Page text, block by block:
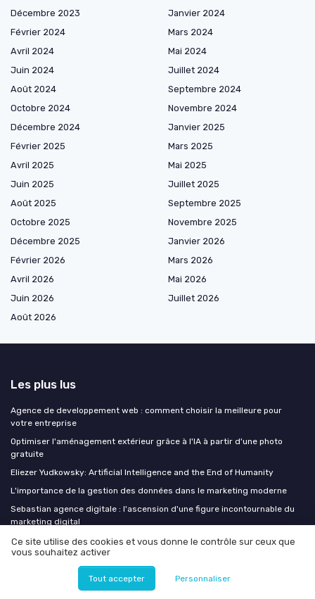
Décembre 2023
Janvier 2024
Février 2024
Mars 2024
Avril 2024
Mai 2024
Juin 2024
Juillet 2024
Août 2024
Septembre 2024
Octobre 2024
Novembre 2024
Décembre 2024
Janvier 2025
Février 2025
Mars 2025
Avril 2025
Mai 2025
Juin 2025
Juillet 2025
Août 2025
Septembre 2025
Octobre 2025
Novembre 2025
Décembre 2025
Janvier 2026
Février 2026
Mars 2026
Avril 2026
Mai 2026
Juin 2026
Juillet 2026
Août 2026
Les plus lus
Agence de developpement web : comment choisir la meilleure pour
votre entreprise
Optimiser l'aménagement extérieur grâce à l'IA à partir d'une photo
gratuite
Eliezer Yudkowsky: Artificial Intelligence and the End of Humanity
L'importance de la gestion des données dans le marketing moderne
Sebastian agence digitale : l'ascension d'une figure incontournable du
marketing digital
Les derniers articles
IA agentique et AI Act : le guide de conformité que les systèmes
Ce site utilise des cookies et vous donne le contrôle sur ceux que
vous souhaitez activer
Tout accepter Personnaliser